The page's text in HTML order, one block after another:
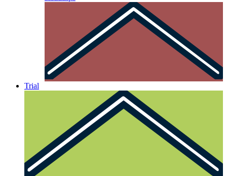
Trial